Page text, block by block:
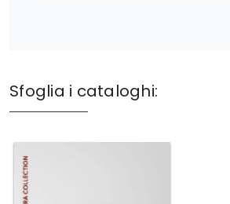
Sfoglia i cataloghi: